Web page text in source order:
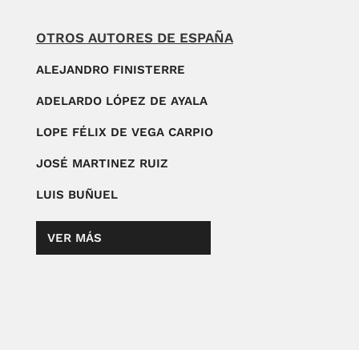
OTROS AUTORES DE ESPAÑA
ALEJANDRO FINISTERRE
ADELARDO LÓPEZ DE AYALA
LOPE FÉLIX DE VEGA CARPIO
JOSÉ MARTINEZ RUIZ
LUIS BUÑUEL
VER MÁS